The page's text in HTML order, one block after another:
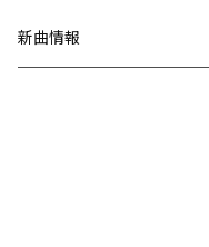
新曲情報